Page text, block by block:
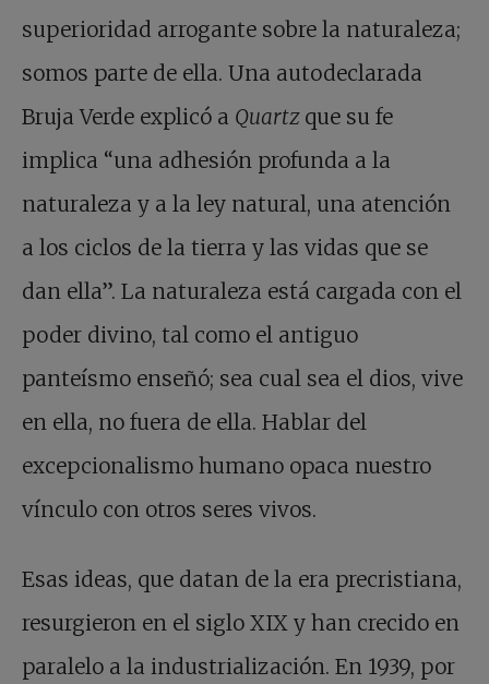
superioridad arrogante sobre la naturaleza;
somos parte de ella. Una autodeclarada
Bruja Verde explicó a Quartz que su fe
implica “una adhesión profunda a la
naturaleza y a la ley natural, una atención
a los ciclos de la tierra y las vidas que se
dan ella”. La naturaleza está cargada con el
poder divino, tal como el antiguo
panteísmo enseñó; sea cual sea el dios, vive
en ella, no fuera de ella. Hablar del
excepcionalismo humano opaca nuestro
vínculo con otros seres vivos.
Esas ideas, que datan de la era precristiana,
resurgieron en el siglo XIX y han crecido en
paralelo a la industrialización. En 1939, por